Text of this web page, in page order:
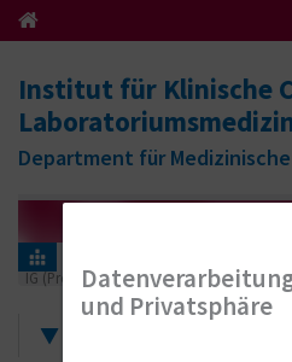
Institut für Klinische
Department für
IG (Proteinbestimmungen im Serum)
Zertifikate
und Privatsphäre